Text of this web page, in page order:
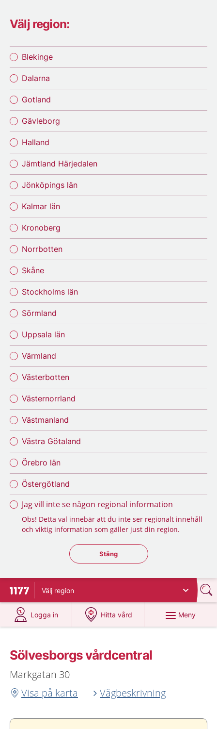
Välj region:
Blekinge
Dalarna
Gotland
Gävleborg
Halland
Jämtland Härjedalen
Jönköpings län
Kalmar län
Kronoberg
Norrbotten
Skåne
Stockholms län
Sörmland
Uppsala län
Värmland
Västerbotten
Västernorrland
Västmanland
Västra Götaland
Örebro län
Östergötland
Jag vill inte se någon regional information
Obs! Detta val innebär att du inte ser regionalt innehåll
och viktig information som gäller just din region.
Stäng regionsväljaren
Stäng
Till startsidan för 1177
Välj region
Logga in
på 1177.se
Hitta vård
på 1177.se
Meny
Sölvesborgs vårdcentral
Markgatan 30
Visa på karta
Vägbeskrivning